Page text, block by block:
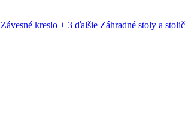
Závesné kreslo + 3 ďalšie Záhradné stoly a